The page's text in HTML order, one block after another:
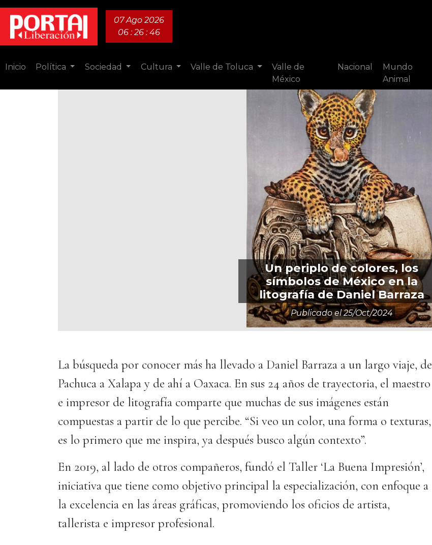
07 Ago 2026
06 : 26 : 48
Inicio Política Sociedad Cultura Valle de Toluca
Valle de
México
Nacional
Mundo
Animal
Un periplo de colores, los
símbolos de México en la
litografía de Daniel Barraza
Publicado el25/oct/2024
La búsqueda por conocer más ha llevado a Daniel Barraza a un largo viaje, de
Pachuca a Xalapa y de ahí a Oaxaca. En sus 24 años de trayectoria, el maestro
e impresor de litografía comparte que muchas de sus imágenes están
compuestas a partir de lo que percibe. “Si veo un color, una forma o texturas,
es lo primero que me inspira, ya después busco algún contexto”.
En 2019, al lado de otros compañeros, fundó el Taller ‘La Buena Impresión’,
iniciativa que tiene como objetivo principal la especialización, con enfoque a
la excelencia en las áreas gráficas, promoviendo los oficios de artista,
tallerista e impresor profesional.